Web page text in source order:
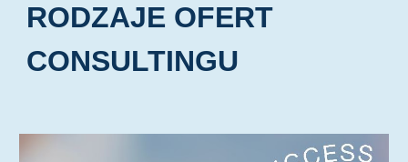
RODZAJE OFERT
CONSULTINGU